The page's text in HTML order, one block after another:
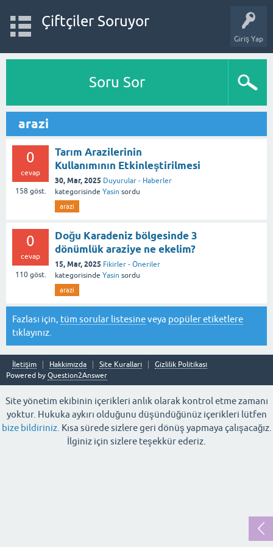
Giriş Yap
Çiftçiler Soruyor
Soru Sor
arazi
0
cevap
158 göst.
Tarım Arazilerinin
Kullanımının Etkinleştirilmesi
30, Mar, 2025 Duyurular - Haberler
kategorisinde Yasin sordu
arazi
0
cevap
110göst.
Doğu Karadeniz bölgesinde 3
dönümlük araziye ne ekelim?
15, Mar, 2025 Fikirler - Öneriler
kategorisinde Yasin sordu
arazi
Fazlası için, tüm sorular listesineveya popüler etiketlere
tıklayınız.
İletişim Hakkımızda Site Kuralları
Gizlilik Politikası
Powered by Question2Answer
Site yönetim ekibinin içerikleri anlık olarak kontrol etme zamanı
yoktur. Hukuka aykırı olduğunu düşündüğünüz içerikleri lütfen
bize bildiriniz. Kısa sürede sizlere geri dönüş yapmaya çalışacağız.
İlginiz için sizlere teşekkür ederiz.